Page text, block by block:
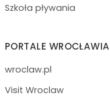
Szkoła pływania
PORTALE WROCŁAWIA
wroclaw.pl
Visit Wroclaw